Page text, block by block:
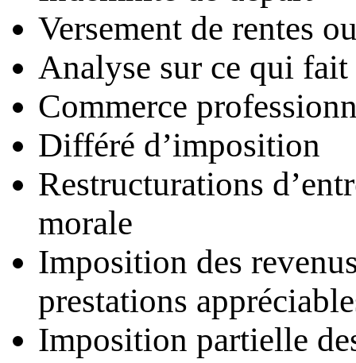
Versement de rentes
Analyse sur ce qui
Commerce
Différé d’imposition
Restructurations
morale
Imposition des
prestations
Imposition partielle